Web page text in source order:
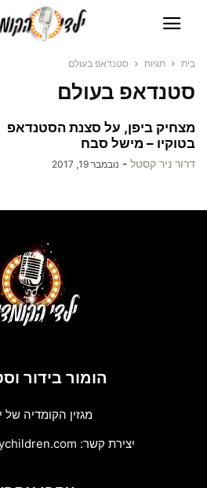
בית תגיות סטנדאפ בעולם
סטנדאפ בעולם
מצחיק ביפן, על סצנת הסטנדאפ
בטוקיו – מישל סבח
דרור ניר קסטל - נובמבר 19, 2017
הומור בידור
מגזין הקומדיה של
יצירת קשר: